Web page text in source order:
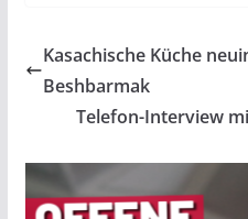
Kasachische Küche
Beshbarmak
Telefon-Interview